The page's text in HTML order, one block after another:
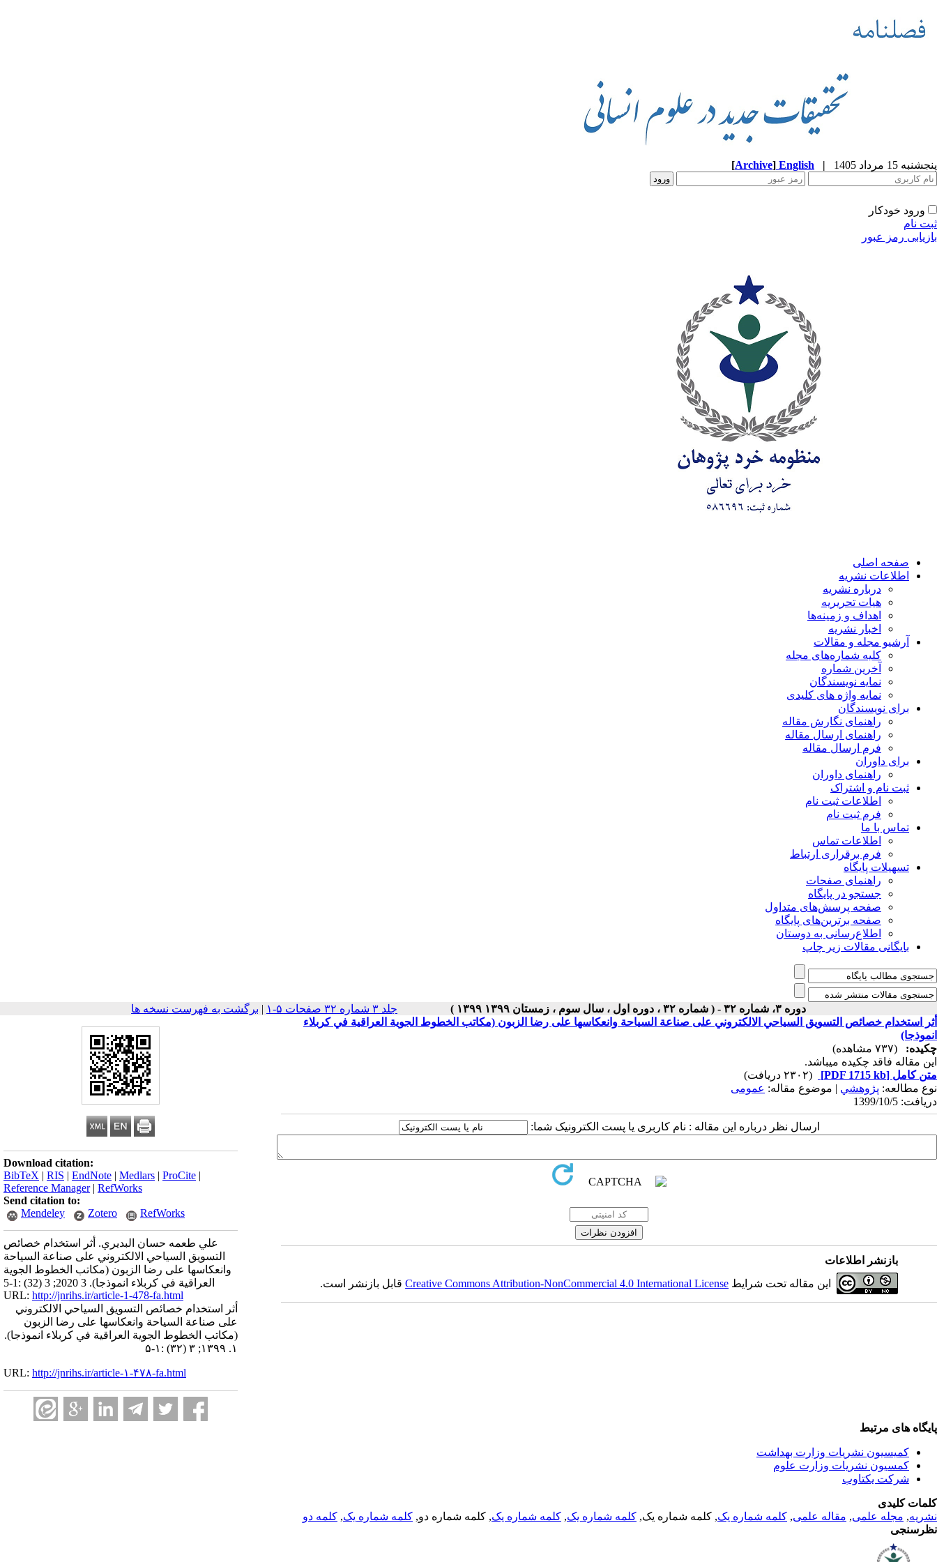
پنجشنبه 15 مرداد 1405 |
English
[Archive]
ورود خودکار
ثبت نام
بازیابی رمز عبور
صفحه اصلی
اطلاعات نشریه
درباره نشریه
هیات تحریریه
اهداف و زمینه‌ها
اخبار نشریه
آرشیو مجله و مقالات
کلیه شماره‌های مجله
آخرین شماره
نمایه نویسندگان
نمایه واژه های کلیدی
برای نویسندگان
راهنمای نگارش مقاله
راهنمای ارسال مقاله
فرم ارسال مقاله
برای داوران
راهنمای داوران
ثبت نام و اشتراک
اطلاعات ثبت نام
فرم ثبت نام
تماس با ما
اطلاعات تماس
فرم برقراری ارتباط
تسهیلات پایگاه
راهنمای صفحات
جستجو در پایگاه
صفحه پرسش‌های متداول
صفحه برترین‌های پایگاه
اطلاع‌رسانی به دوستان
بایگانی مقالات زیر چاپ
دوره ۳، شماره ۳۲ - ( شماره ۳۲ ، دوره اول ، سال سوم ، زمستان ۱۳۹۹ ۱۳۹۹ ) جلد ۳ شماره ۳۲ صفحات ۵-۱ | برگشت به فهرست نسخه ها
Download citation:
BibTeX | RIS | EndNote | Medlars | ProCite |
Reference Manager| RefWorks
Send citation to:
Mendeley
Zotero RefWorks
علي طعمه حسان البديري. أثر استخدام خصائص
التسويق السياحي الالكتروني على صناعة السياحة
وانعكاسها على رضا الزبون (مكاتب الخطوط الجوية
العراقية في كربلاء انموذجا). 3 2020; 3 (32) :1-5
URL: http://jnrihs.ir/article-1-478-fa.html
أثر استخدام خصائص التسويق السياحي الالكتروني
على صناعة السياحة وانعكاسها على رضا الزبون
(مكاتب الخطوط الجوية العراقية في كربلاء انموذجا).
۱. ۱۳۹۹; ۳ (۳۲) :۱-۵
URL: http://jnrihs.ir/article-۱-۴۷۸-fa.html
أثر استخدام خصائص التسويق السياحي الالكتروني على صناعة السياحة وانعكاسها على رضا الزبون (مكاتب الخطوط الجوية العراقية في كربلاء
انموذجا)
چکیده:
(۷۳۷ مشاهده)
این مقاله فاقد چکیده می​باشد.
متن کامل [PDF 1715 kb]
(۲۳۰۲ دریافت)
نوع مطالعه: پژوهشي | موضوع مقاله: عمومى
دریافت: 1399/10/5
ارسال نظر درباره این مقاله : نام کاربری یا پست الکترونیک شما:
بازنشر اطلاعات
این مقاله تحت شرایط Creative Commons Attribution-NonCommercial 4.0 International Licenseقابل بازنشر است.
پایگاه های مرتبط
کمیسیون نشریات وزارت بهداشت
کمسیون نشریات وزارت علوم
شرکت یکتاوب
کلمات کلیدی
نشریه, مجله علمی, مقاله علمی, کلمه شماره یک, کلمه شماره یک, کلمه شماره یک, کلمه شماره یک, کلمه شماره دو, کلمه شماره یک, کلمه دو
نظرسنجی